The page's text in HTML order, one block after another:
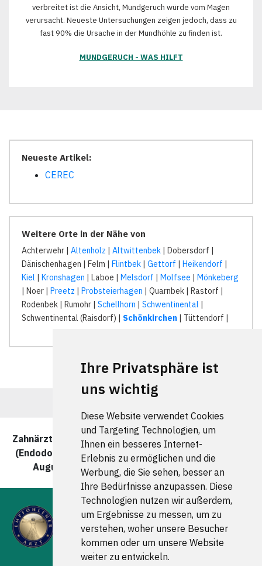
Ihre Privatsphäre ist
uns wichtig
Diese Website verwendet Cookies
und Targeting Technologien, um
Ihnen ein besseres Internet-
Erlebnis zu ermöglichen und die
Werbung, die Sie sehen, besser an
Ihre Bedürfnisse anzupassen. Diese
Technologien nutzen wir außerdem,
um Ergebnisse zu messen, um zu
verstehen, woher unsere Besucher
kommen oder um unsere Website
weiter zu entwickeln.
verbreitet ist die Ansicht, Mundgeruch würde vom Magen
verursacht. Neueste Untersuchungen zeigen jedoch, dass zu
fast 90% die Ursache in der Mundhöhle zu finden ist.
MUNDGERUCH - WAS HILFT
Neueste Artikel:
CEREC
Weitere Orte in der Nähe von
Achterwehr | Altenholz | Altwittenbek | Dobersdorf |
Dänischenhagen | Felm | Flintbek | Gettorf | Heikendorf |
Kiel | Kronshagen | Laboe | Melsdorf | Molfsee | Mönkeberg
| Noer | Preetz | Probsteierhagen | Quarnbek | Rastorf |
Rodenbek | Rumohr | Schellhorn | Schwentinental |
Schwentinental (Raisdorf) | Schönkirchen | Tüttendorf |
Zahnärzte und Zahnärztinnen für Wurzelbehandlung
(Endodontie) in Schönkirchen wurde zuletzt am 09.
August 2026 um 00:00:08 Uhr aktualisiert.